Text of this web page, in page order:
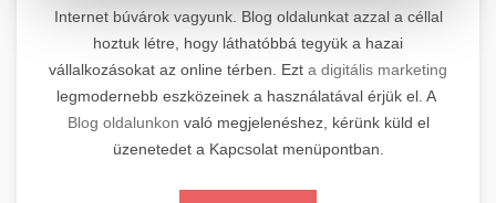
Professzionális elektromos roller javítási és
karbantartási szolgáltatások. Szakértő
technikusaink minőségi szervízt nyújtanak
minden jelentős márkához és modellhez.
Szervizközpont Látogatása
📊 2. Online Marketing
Ügynökség
+
Átfogó online marketing szolgáltatások,
beleértve a SEO-t, közösségi média kezelést és
Internet búvárok vagyunk. Blog oldalunkat azzal a céllal
hoztuk létre, hogy láthatóbbá tegyük a hazai
vállalkozásokat az online térben. Ezt a digitális marketing
legmodernebb eszközeinek a használatával érjük el. A
Blog oldalunkon való megjelenéshez, kérünk küld el
üzenetedet a Kapcsolat menüpontban.